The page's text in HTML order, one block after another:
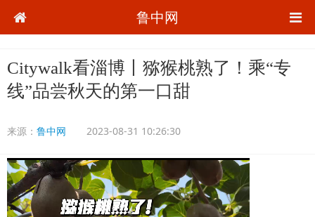
鲁中网
Citywalk看淄博丨猕猴桃熟了！乘“专
线”品尝秋天的第一口甜
来源： 鲁中网 2023-08-31 10:26:30